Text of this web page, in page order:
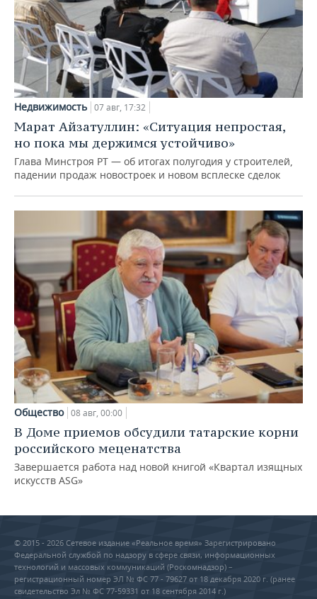
Недвижимость 07 авг, 17:32
Марат Айзатуллин: «Ситуация непростая,
но пока мы держимся устойчиво»
Глава Минстроя РТ — об итогах полугодия у строителей,
падении продаж новостроек и новом всплеске сделок
Общество 08 авг, 00:00
В Доме приемов обсудили татарские корни
российского меценатства
Завершается работа над новой книгой «Квартал изящных
искусств ASG»
© 2015 - 2026 Сетевое издание «Реальное время» Зарегистрировано
Федеральной службой по надзору в сфере связи, информационных
технологий и массовых коммуникаций (Роскомнадзор) –
регистрационный номер ЭЛ № ФС 77 - 79627 от 18 декабря 2020 г. (ранее
свидетельство Эл № ФС 77-59331 от 18 сентября 2014 г.)